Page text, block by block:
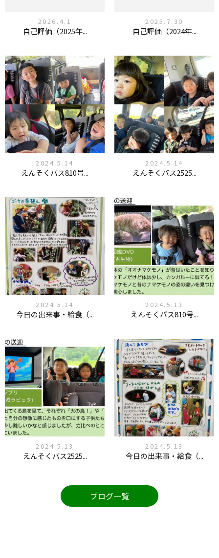
2026.4.1
自己評価（2025年...
2025.7.30
自己評価（2024年...
2024.5.14
えんそくバス810号...
2024.5.14
えんそくバス2525...
2024.5.14
今日の出来事・給食（...
2024.5.13
えんそくバス810号...
2024.5.13
えんそくバス2525...
2024.5.13
今日の出来事・給食（...
ブログ一覧